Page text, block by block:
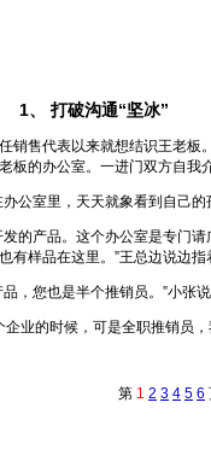
1、 打破沟通“坚冰”
售代表以来就想结识王老板
板的办公室。一进门双方自我
室里，天天就象看到自己的
产品。这个办公室是专门请
样品在这里。”王总边说边指
您也是半个推销员。”小张说
业的时候，可是全职推销员
第 1 2 3 4 5 6